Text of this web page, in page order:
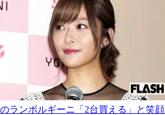
のランボルギーニ「2台買える」と笑